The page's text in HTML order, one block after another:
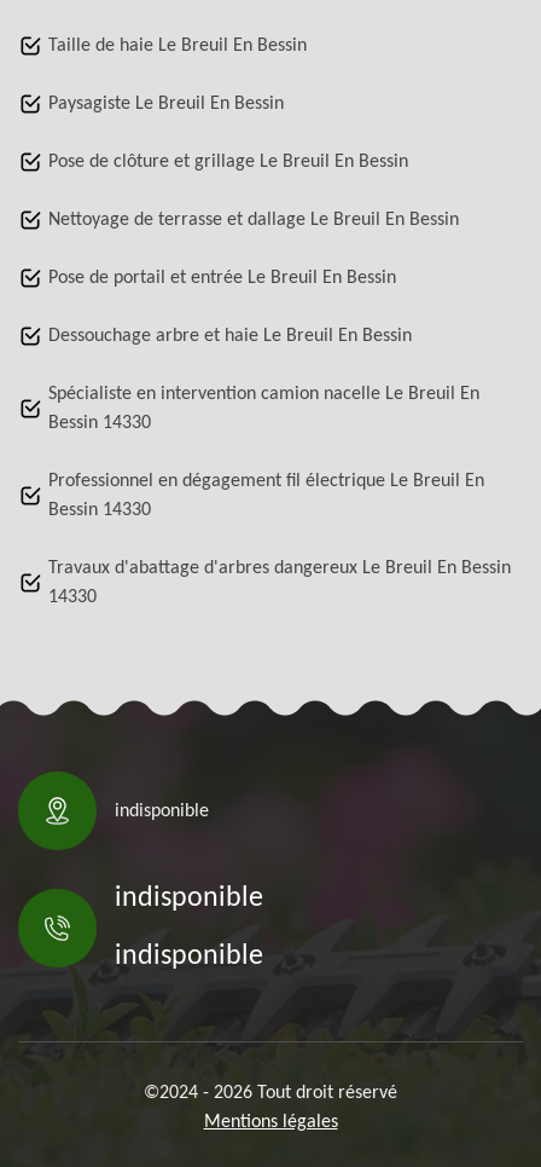
Taille de haie Le Breuil En Bessin
Paysagiste Le Breuil En Bessin
Pose de clôture et grillage Le Breuil En Bessin
Nettoyage de terrasse et dallage Le Breuil En Bessin
Pose de portail et entrée Le Breuil En Bessin
Dessouchage arbre et haie Le Breuil En Bessin
Spécialiste en intervention camion nacelle Le Breuil En
Bessin 14330
Professionnel en dégagement fil électrique Le Breuil En
Bessin 14330
Travaux d'abattage d'arbres dangereux Le Breuil En Bessin
14330
indisponible
indisponible
indisponible
©2024 - 2026 Tout droit réservé
Mentions légales